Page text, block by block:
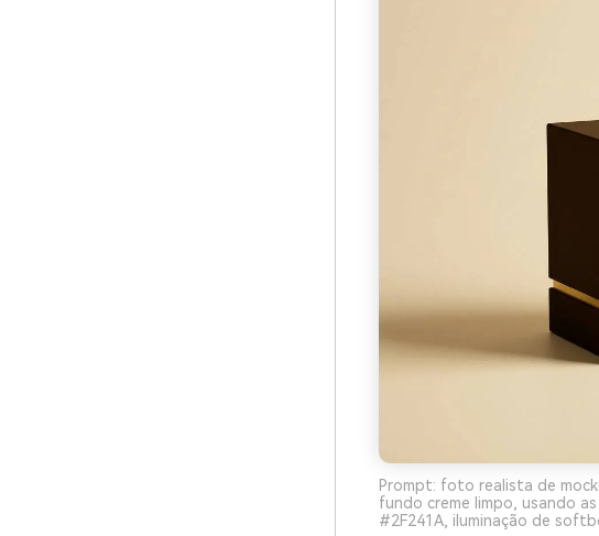
Prompt: foto realista de
fundo creme limpo, usando
#2F241A, iluminação de